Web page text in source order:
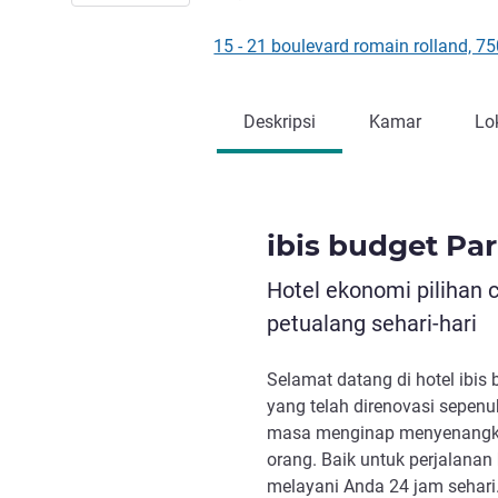
15 - 21 boulevard romain rolland,
Deskripsi Kamar
ibis budget
Hotel ekonomi pilihan
petualang sehari-hari
Selamat datang di hotel ibis
yang telah direnovasi
masa menginap
orang. Baik untuk
melayani Anda 24 jam sehari.